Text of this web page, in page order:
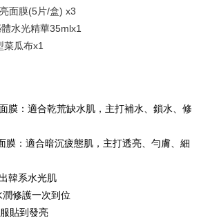
serbaneka utama, ATM atau perbankan
pembayaran atau pemberitahuan tolak aplikasi
yang telah memuat turun Aplikasi AFTEE
hari yang boleh dilanjutkan oleh AFTEE. Anda
pembayaran anda sebelum anda menerima
tiada jaminan bahawa anda boleh
semasa tempoh pembayaran (cth.: produk
yang mungkin mengambil masa yang lebih
itu, anda dikehendaki membuat pembayaran
tempoh sama ada anda menerima pesanan.
percuma untuk pesanan
percuma untuk pesanan
percuma untuk pesanan
percuma untuk pesanan
面膜(5片/盒) x3
水光精華35mlx1
菜瓜布x1
膜：適合乾荒缺水肌，主打補水、鎖水、修
膜：適合暗沉疲態肌，主打透亮、勻膚、細
韓系水光肌
修護一次到位
貼到發亮